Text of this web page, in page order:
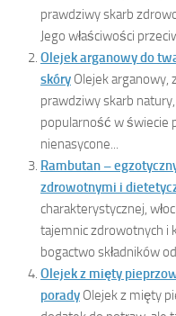
prawdziwy skarb
Jego właściwości
Olejek arganowy do
skóry Olejek arganowy,
prawdziwy skarb
popularność w świecie
nienasycone...
Rambutan –
zdrowotnymi i
charakterystycznej,
tajemnic zdrowotnych i
bogactwo składników
Olejek z mięty
porady Olejek z mięty